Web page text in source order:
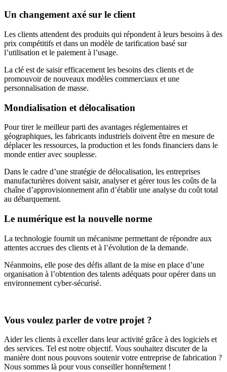
Un changement axé sur le client
Les clients attendent des produits qui répondent à leurs besoins à des
prix compétitifs et dans un modèle de tarification basé sur
l’utilisation et le paiement à l’usage.
La clé est de saisir efficacement les besoins des clients et de
promouvoir de nouveaux modèles commerciaux et une
personnalisation de masse.
Mondialisation et délocalisation
Pour tirer le meilleur parti des avantages réglementaires et
géographiques, les fabricants industriels doivent être en mesure de
déplacer les ressources, la production et les fonds financiers dans le
monde entier avec souplesse.
Dans le cadre d’une stratégie de délocalisation, les entreprises
manufacturières doivent saisir, analyser et gérer tous les coûts de la
chaîne d’approvisionnement afin d’établir une analyse du coût total
au débarquement.
Le numérique est la nouvelle norme
La technologie fournit un mécanisme permettant de répondre aux
attentes accrues des clients et à l’évolution de la demande.
Néanmoins, elle pose des défis allant de la mise en place d’une
organisation à l’obtention des talents adéquats pour opérer dans un
environnement cyber-sécurisé.
Vous voulez parler de votre projet ?
Aider les clients à exceller dans leur activité grâce à des logiciels et
des services. Tel est notre objectif. Vous souhaitez discuter de la
manière dont nous pouvons soutenir votre entreprise de fabrication ?
Nous sommes là pour vous conseiller honnêtement !